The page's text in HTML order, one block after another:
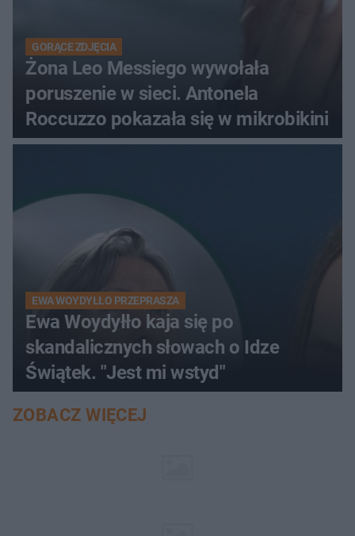
GORĄCE ZDJĘCIA
Żona Leo Messiego wywołała
poruszenie w sieci. Antonela
Roccuzzo pokazała się w mikrobikini
EWA WOYDYŁŁO PRZEPRASZA
Ewa Woydyłło kaja się po
skandalicznych słowach o Idze
Świątek. "Jest mi wstyd"
ZOBACZ WIĘCEJ